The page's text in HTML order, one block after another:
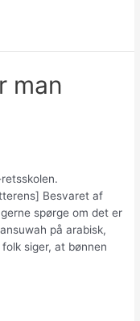
man
Besvaret af
spørge om det er
på arabisk,
siger, at bønnen